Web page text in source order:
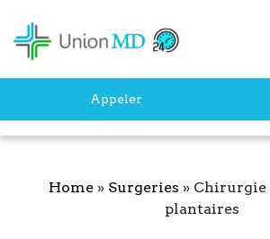
Appeler
Home » Surgeries » Chirurgie
plantaires
courant des dernières
innovations en